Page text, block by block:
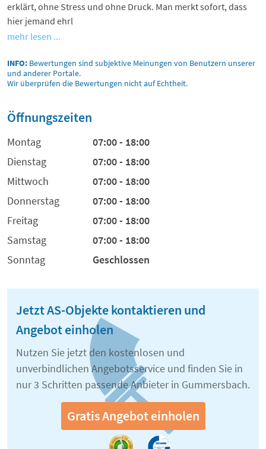
erklärt, ohne Stress und ohne Druck. Man merkt sofort, dass
hier jemand ehrl
mehr lesen ...
INFO: Bewertungen sind subjektive Meinungen von Benutzern unserer
und anderer Portale.
Wir überprüfen die Bewertungen nicht auf Echtheit.
Öffnungszeiten
Montag
07:00 - 18:00
Dienstag
07:00 - 18:00
Mittwoch
07:00 - 18:00
Donnerstag
07:00 - 18:00
Freitag
07:00 - 18:00
Samstag
07:00 - 18:00
Sonntag
Geschlossen
Jetzt AS-Objekte kontaktieren und
Angebot einholen
Nutzen Sie jetzt den kostenlosen und
unverbindlichen Angebotsservice und finden Sie in
nur 3 Schritten passende Anbieter in Gummersbach.
Gratis Angebot einholen